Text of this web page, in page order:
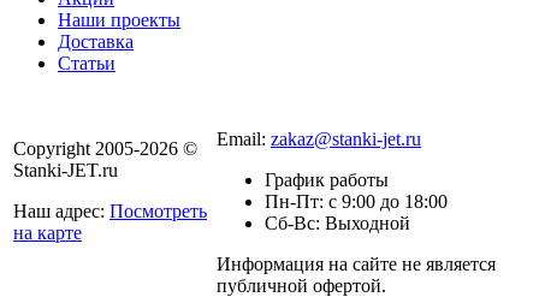
Наши проекты
Доставка
Статьи
Copyright 2005-2026 ©
Stanki-JET.ru
Наш адрес: Посмотреть
на карте
Email: zakaz@stanki-jet.ru
График работы
Пн-Пт: с 9:00 до 18:00
Сб-Вс: Выходной
Информация на сайте не является
публичной офертой.